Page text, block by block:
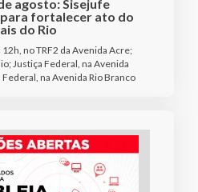
agosto: Sisejufe
fortalecer ato do
do Rio
no TRF2 da Avenida Acre;
Justiça Federal, na Avenida
na Avenida Rio Branco